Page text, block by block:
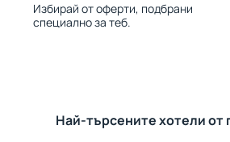
Избирай от оферти, подбрани
специално за теб.
Най-търсените хотели от